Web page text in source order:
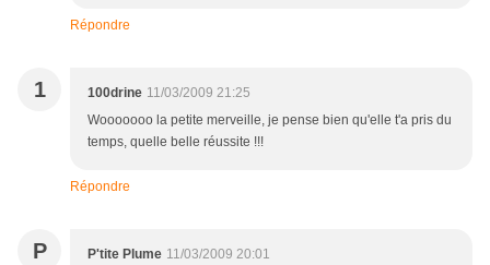
Répondre
1 100drine 11/03/2009 21:25
Wooooooo la petite merveille, je pense bien qu'elle t'a pris du
temps, quelle belle réussite !!!
Répondre
P P'tite Plume 11/03/2009 20:01